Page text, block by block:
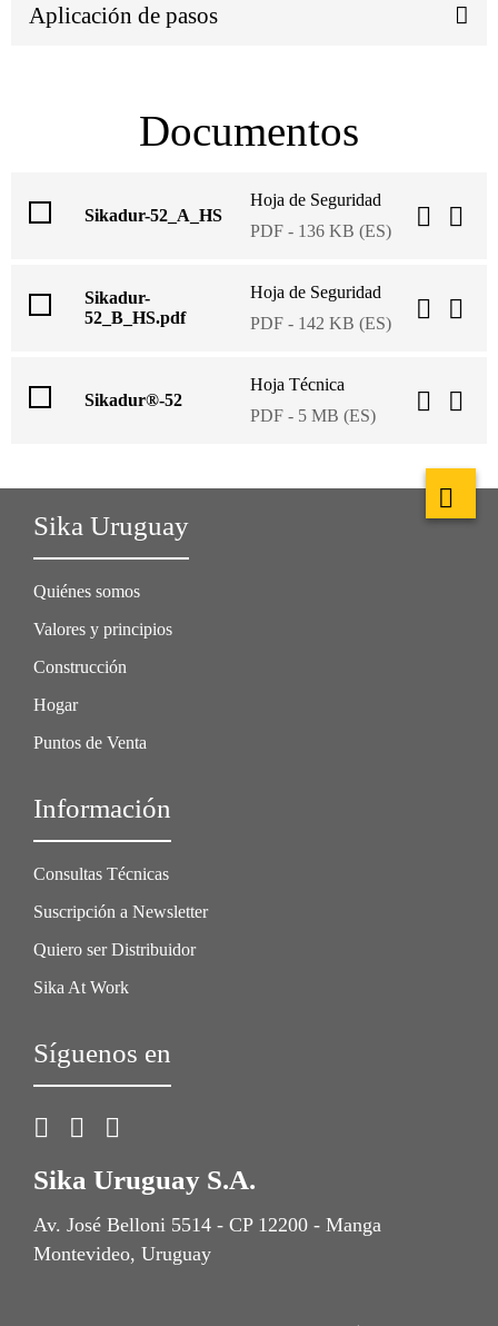
Aplicación de pasos
Documentos
Sikadur-52_A_HS
Hoja de Seguridad
PDF - 136 KB (ES)
Sikadur-
52_B_HS.pdf
Hoja de Seguridad
PDF - 142 KB (ES)
Sikadur®-52
Hoja Técnica
PDF - 5 MB (ES)
Sika Uruguay
Quiénes somos
Valores y principios
Construcción
Hogar
Puntos de Venta
Información
Consultas Técnicas
Suscripción a Newsletter
Quiero ser Distribuidor
Sika At Work
Síguenos en
Sika Uruguay S.A.
Av. José Belloni 5514 - CP 12200 - Manga
Montevideo, Uruguay